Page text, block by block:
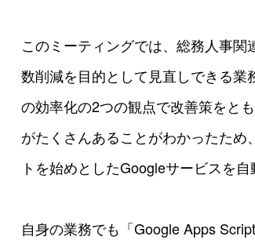
このミーティングでは、総務人事
数削減を目的として見直しできる
の効率化の2つの観点で改善策をと
がたくさんあることがわかったた
トを始めとしたGoogleサービスを
自身の業務でも「Google Apps